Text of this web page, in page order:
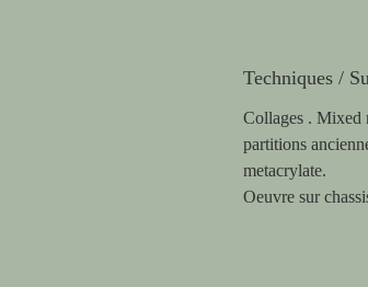
Techniques /
Collages . Mixed
partitions
metacrylate.
Oeuvre sur